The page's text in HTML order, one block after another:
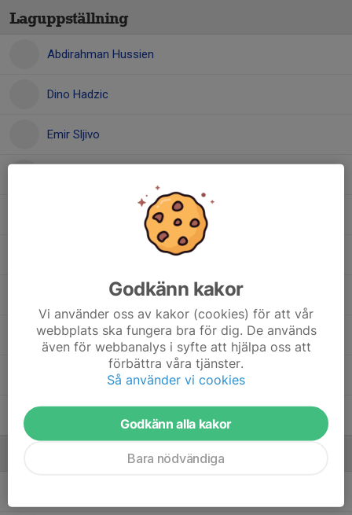
Laguppställning
Abdirahman Hussien
Dino Hadzic
Emir Sljivo
Johannes Pietikäinen
Leonel Ojeda
Mohammed Alsabah
Sam Awatah
Godkänn kakor
Vi använder oss av kakor (cookies) för att vår
webbplats ska fungera bra för dig. De används
även för webbanalys i syfte att hjälpa oss att
förbättra våra tjänster.
Så använder vi cookies
Godkänn alla kakor
Bara nödvändiga